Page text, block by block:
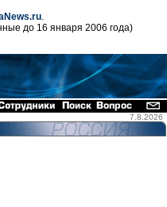
.
до 16 января 2006 года)
7.8.2026